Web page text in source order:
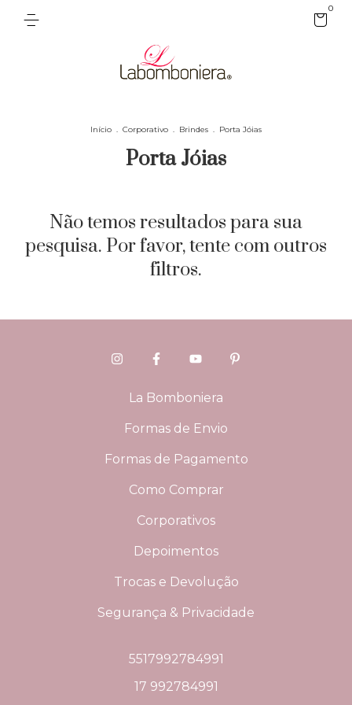
0
Início . Corporativo . Brindes . Porta Jóias
Porta Jóias
Não temos resultados para sua
pesquisa. Por favor, tente com outros
filtros.
La Bomboniera
Formas de Envio
Formas de Pagamento
Como Comprar
Corporativos
Depoimentos
Trocas e Devolução
Segurança & Privacidade
5517992784991
17 992784991